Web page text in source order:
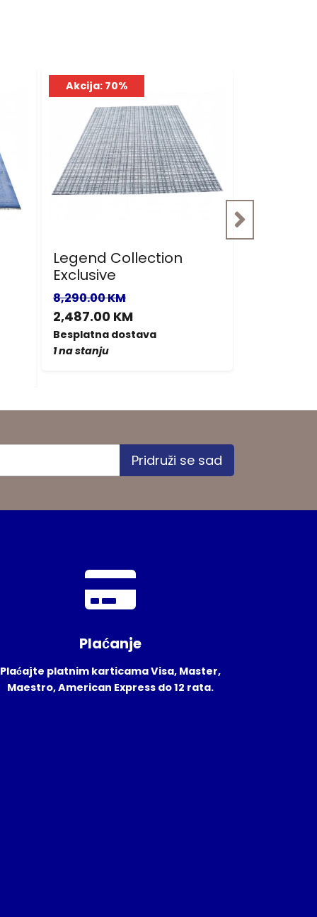
Akcija: 70%
Legend Collection
Exclusive
8,290.00 KM
2,487.00 KM
Besplatna dostava
1 na stanju
Pridruži se sad
Plaćanje
Plaćajte platnim karticama Visa, Master,
Maestro, American Express do 12 rata.